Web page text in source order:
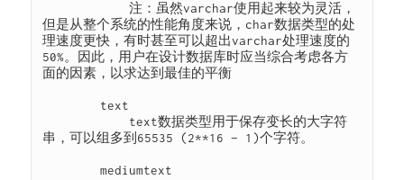
            注：虽然varchar使用起来较为灵活，
但是从整个系统的性能角度来说，char数据类型的处
理速度更快，有时甚至可以超出varchar处理速度的
50%。因此，用户在设计数据库时应当综合考虑各方
面的因素，以求达到最佳的平衡
串，可以组多到65535 (2**16 − 1)个字符。
        mediumtext